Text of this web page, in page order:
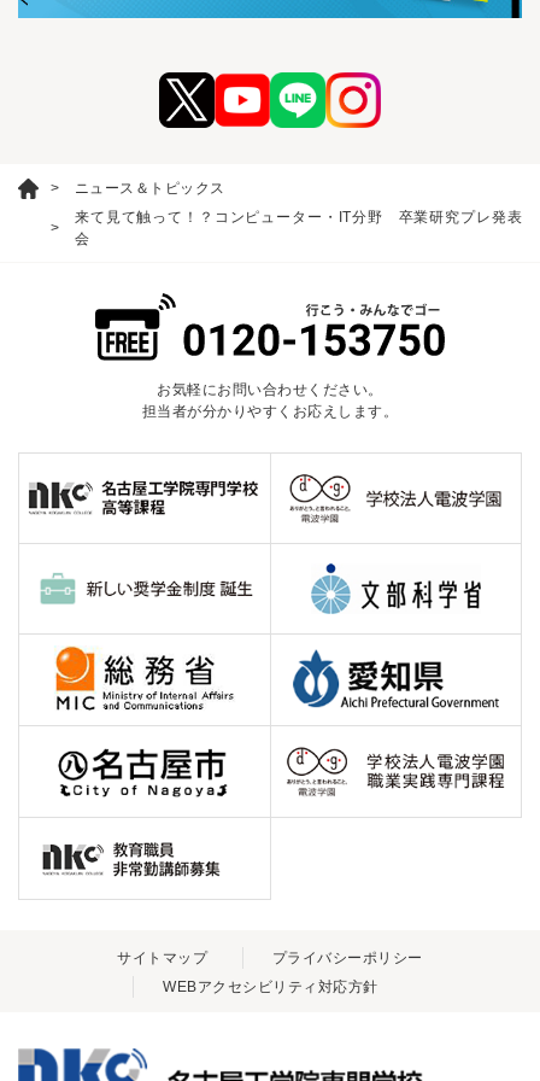
ニュース＆トピックス
来て見て触って！？コンピューター・IT分野 卒業研究プレ発表
会
お気軽にお問い合わせください。
担当者が分かりやすくお応えします。
サイトマップ
プライバシーポリシー
WEBアクセシビリティ対応方針